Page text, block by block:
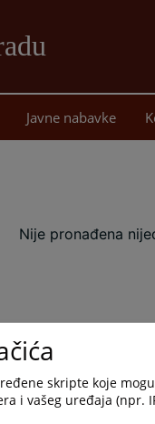
sadržaj
Javne nabavke
Nije pronađena
skripte koje
i vašeg uređaja (npr.